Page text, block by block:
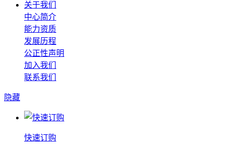
关于我们
中心简介
能力资质
发展历程
公正性声明
加入我们
联系我们
隐藏
快速订购